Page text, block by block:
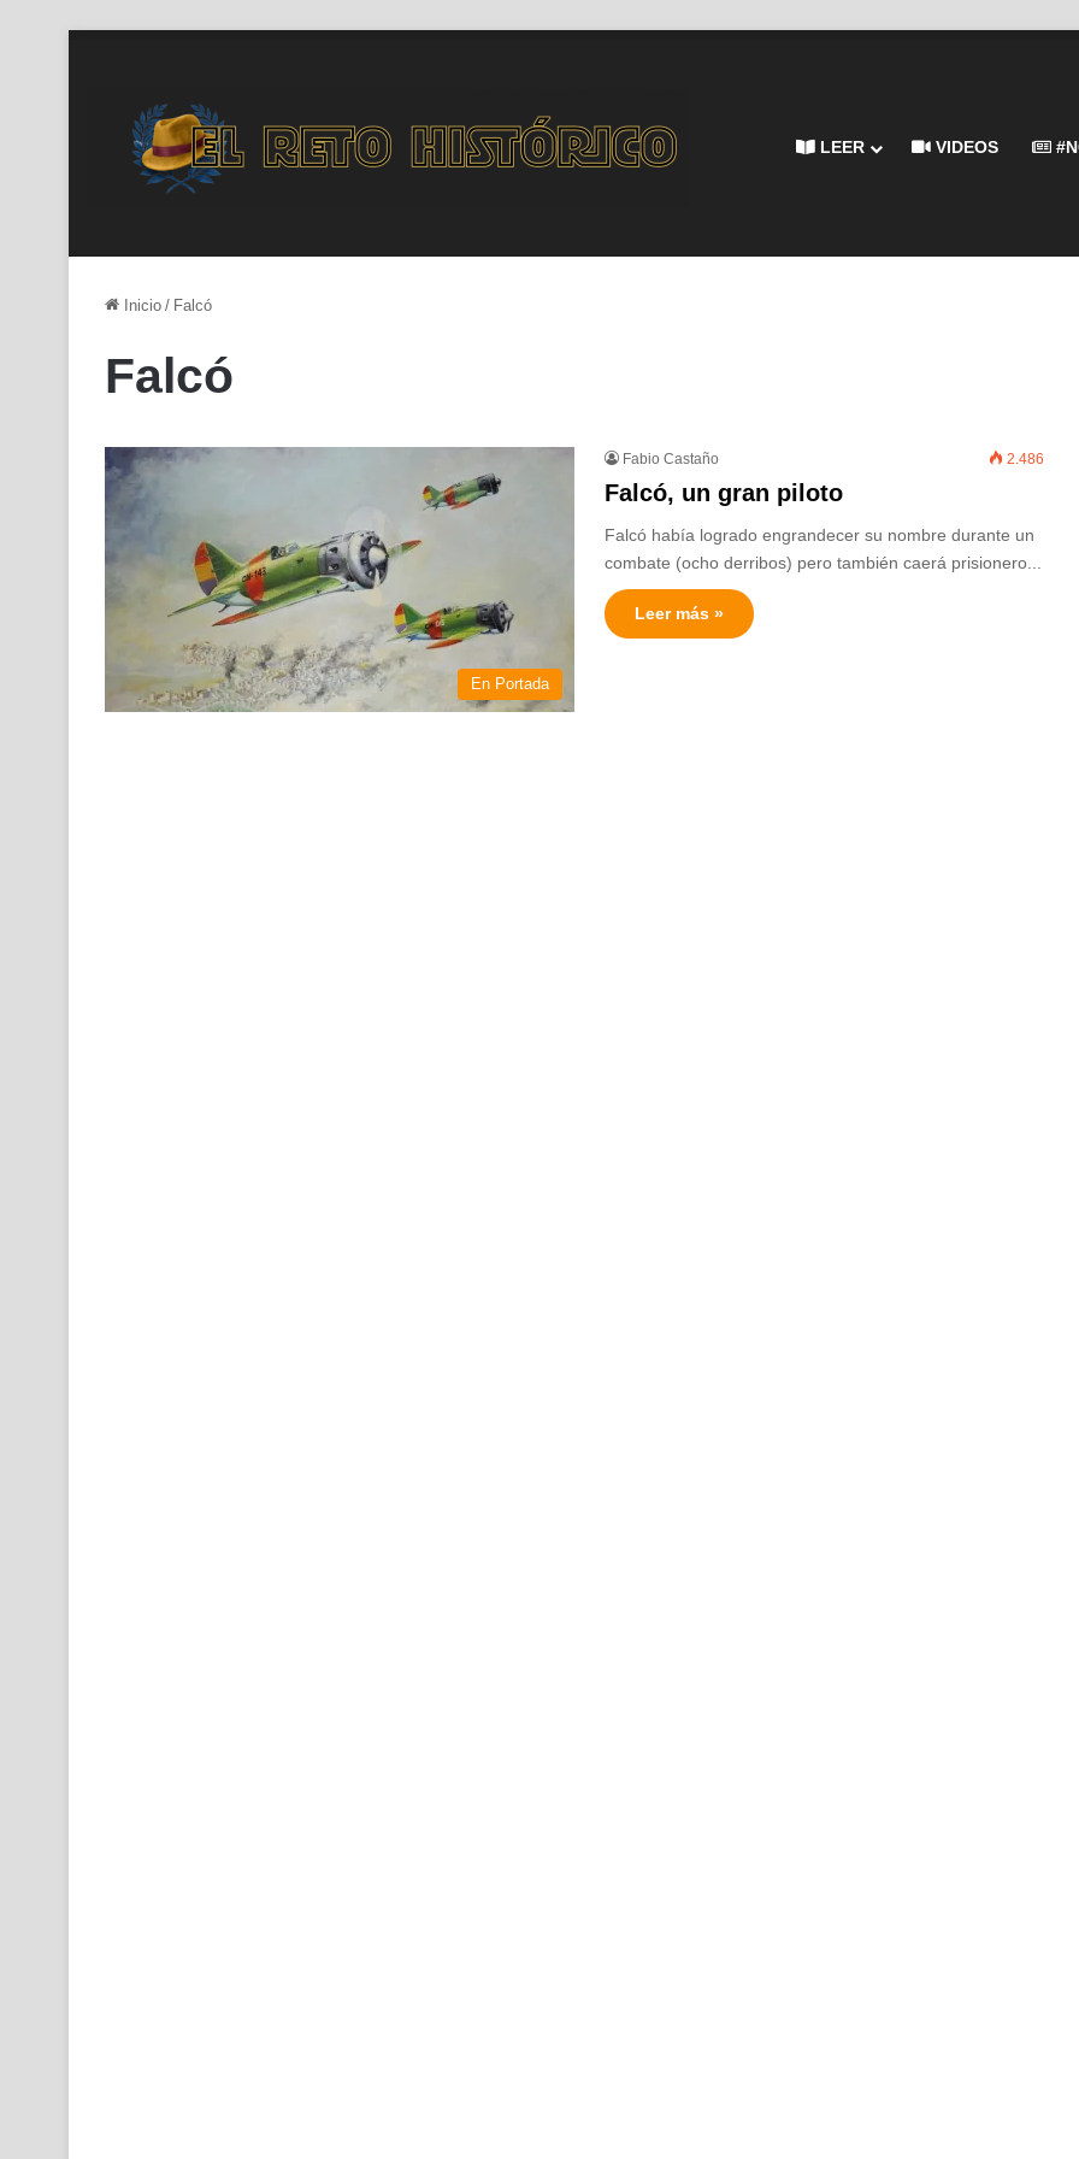
LEER VIDEOS
Inicio / Falcó
Falcó
En Portada
Fabio Castaño 2.486
Falcó, un gran piloto
Falcó había logrado engrandecer su nombre durante un
combate (ocho derribos) pero también caerá prisionero...
Leer más »